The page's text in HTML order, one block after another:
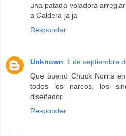
una patada voladora
a Caldera ja ja
Responder
Unknown 1 de septiembre
Que bueno Chuck Norris
todos los narcos, los
diseñador.
Responder